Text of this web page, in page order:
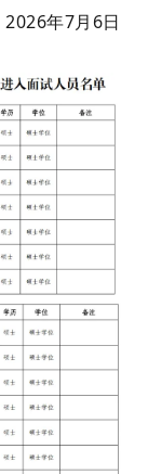
2026年7月6日